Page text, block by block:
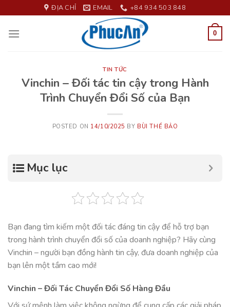
to
content
ĐỊA CHỈ EMAIL +84 934 503 848
0
TIN TỨC
Vinchin – Đối tác tin cậy trong Hành
Trình Chuyển Đổi Số của Bạn
POSTED ON 14/10/2025 BY BÙI THẾ BẢO
Mục lục
Bạn đang tìm kiếm một đối tác đáng tin cậy để hỗ trợ bạn
trong hành trình chuyển đổi số của doanh nghiệp? Hãy cùng
Vinchin – người bạn đồng hành tin cậy, đưa doanh nghiệp của
bạn lên một tầm cao mới!
Vinchin – Đối Tác Chuyển Đổi Số Hàng Đầu